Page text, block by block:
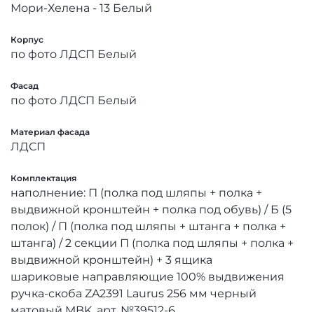
Мори-Хелена - 13 Белый
Корпус
по фото ЛДСП Белый
Фасад
по фото ЛДСП Белый
Материал фасада
ЛДСП
Комплектация
наполнение: П (полка под шляпы + полка +
выдвижной кронштейн + полка под обувь) / Б (5
полок) / П (полка под шляпы + штанга + полка +
штанга) / 2 секции П (полка под шляпы + полка +
выдвижной кронштейн) + 3 ящика
шариковые направляющие 100% выдвижения
ручка-скоба ZA2391 Laurus 256 мм черный